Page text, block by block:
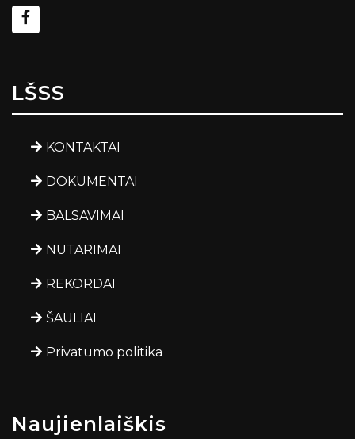
LŠSS
KONTAKTAI
DOKUMENTAI
BALSAVIMAI
NUTARIMAI
REKORDAI
ŠAULIAI
Privatumo politika
Naujienlaiškis